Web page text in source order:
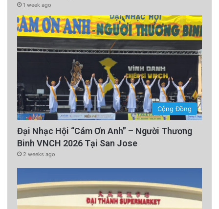
1 week ago
Cộng Đồng
Đại Nhạc Hội “Cám Ơn Anh” – Người Thương
Binh VNCH 2026 Tại San Jose
2 weeks ago